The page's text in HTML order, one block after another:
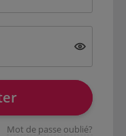
Mot de passe oublié?